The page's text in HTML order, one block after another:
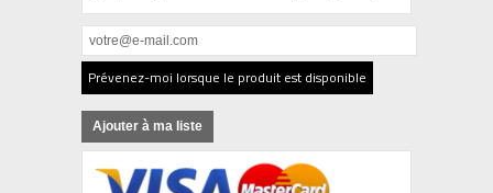
Prévenez-moi lorsque le produit est disponible
Ajouter à ma liste